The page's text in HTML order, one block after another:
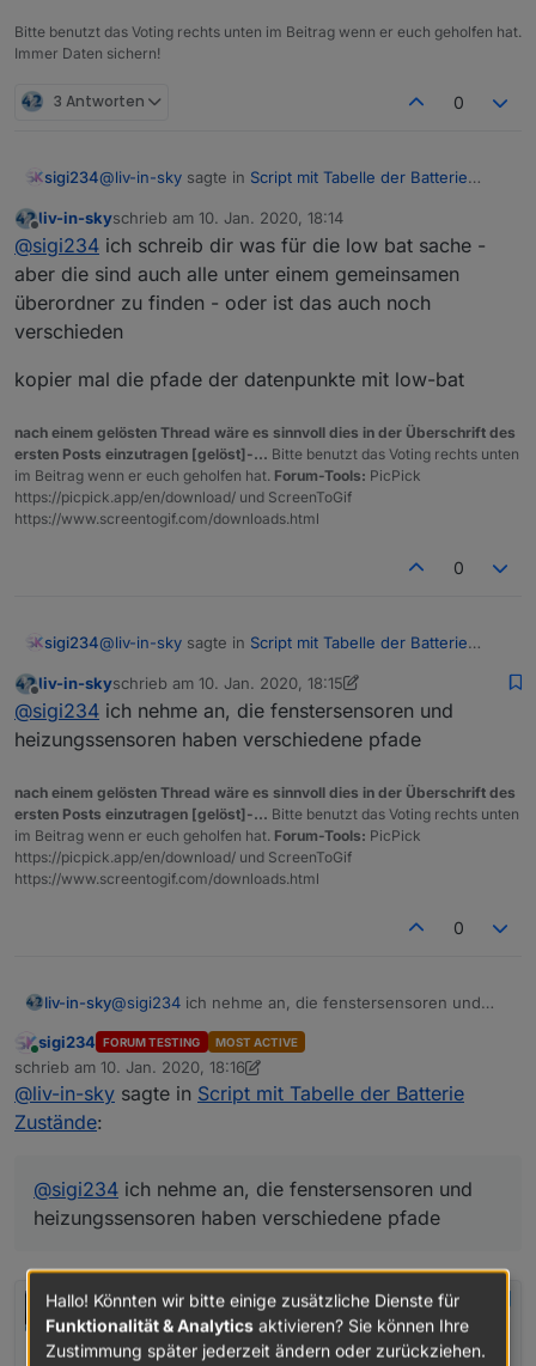
Bitte benutzt das Voting rechts unten im Beitrag wenn er euch geholfen hat.
Immer Daten sichern!
3 Antworten 0
sigi234@liv-in-sky sagte in Script mit Tabelle der Batterie
@ sigi234ok die haben low-bat - da müßten wir
etwas umschreiben
Ja die Homematic haben alle den low bat
Es gibt auch ein Skript für Low Bat, aber wie das
funktioniert weis ich nicht, Ich suche es mal
Beispiel Fenstersensor:
hm-rpc.1.OEQ0926852.1.LOWBAT
Offline
liv-in-skyschrieb am 10. Jan. 2020, 18:14
zuletzt editiert von
@sigi234 ich schreib dir was für die low bat sache -
aber die sind auch alle unter einem gemeinsamen
überordner zu finden - oder ist das auch noch
verschieden
kopier mal die pfade der datenpunkte mit low-bat
nach einem gelösten Thread wäre es sinnvoll dies in der Überschrift des
ersten Posts einzutragen [gelöst]-... Bitte benutzt das Voting rechts unten
im Beitrag wenn er euch geholfen hat. Forum-Tools: PicPick
https://picpick.app/en/download/ und ScreenToGif
https://www.screentogif.com/downloads.html
0
sigi234@liv-in-sky sagte in Script mit Tabelle der Batterie
@ sigi234ok die haben low-bat - da müßten wir
etwas umschreiben
Ja die Homematic haben alle den low bat
funktioniert weis ich nicht, Ich suche es mal
Beispiel Fenstersensor:
hm-rpc.1.OEQ0926852.1.LOWBAT
Als Werte gibt es true or false
Offline
liv-in-skyschrieb am 10. Jan. 2020, 18:15
zuletzt editiert von liv-in-sky1. Okt. 2020, 19:15
@sigi234 ich nehme an, die fenstersensoren und
heizungssensoren haben verschiedene pfade
nach einem gelösten Thread wäre es sinnvoll dies in der Überschrift des
ersten Posts einzutragen [gelöst]-... Bitte benutzt das Voting rechts unten
im Beitrag wenn er euch geholfen hat. Forum-Tools: PicPick
https://picpick.app/en/download/ und ScreenToGif
https://www.screentogif.com/downloads.html
0
liv-in-sky@sigi234 ich nehme an, die fenstersensoren und
Online
sigi234 FORUM TESTING MOST ACTIVE
schrieb am 10. Jan. 2020, 18:16
zuletzt editiert von sigi2341. Okt. 2020, 19:18
@liv-in-sky sagte in Script mit Tabelle der Batterie
Zustände:
@sigi234 ich nehme an, die fenstersensoren und
heizungssensoren haben verschiedene pfade
Hallo! Könnten wir bitte einige zusätzliche Dienste für
Funktionalität & Analytics aktivieren? Sie können Ihre
Zustimmung später jederzeit ändern oder zurückziehen.